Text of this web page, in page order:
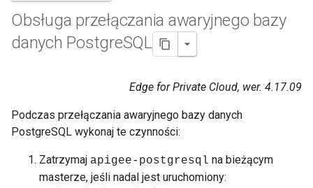
Obsługa przełączania awaryjnego bazy
danych PostgreSQL
Edge for Private Cloud, wer. 4.17.09
Podczas przełączania awaryjnego bazy danych
PostgreSQL wykonaj te czynności:
Zatrzymaj apigee-postgresql na bieżącym
masterze, jeśli nadal jest uruchomiony: